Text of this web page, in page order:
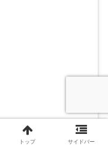
トップ サイドバー